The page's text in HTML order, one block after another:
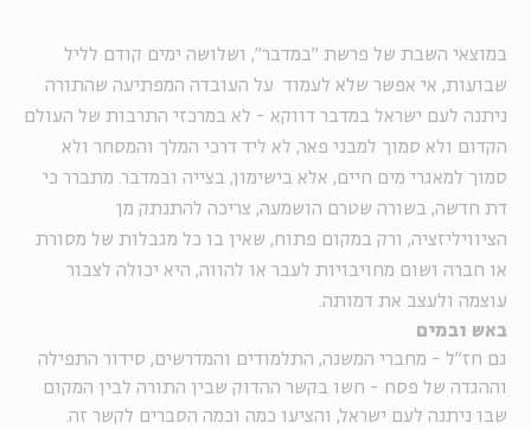
במוצאי השבת של פרשת "במדבר", ושלושה ימים קודם לליל
שבועות, אי אפשר שלא לעמוד על העובדה המפתיעה שהתורה
ניתנה לעם ישראל במדבר דווקא - לא במרכזי התרבות של העולם
הקדום ולא סמוך למבני פאר, לא ליד דרכי המלך והמסחר ולא
סמוך למאגרי מים חיים, אלא בישימון, בצייה ובמדבר. מתברר כי
דת חדשה, בשורה שטרם הושמעה, צריכה להתנתק מן
הציוויליזציה, ורק במקום פתוח, שאין בו כל מגבלות של מסורת
או חברה ושום מחויבויות לעבר או להווה, היא יכולה לצבור
עוצמה ולעצב את דמותה.
באש ובמים
גם חז"ל - מחברי המשנה, התלמודים והמדרשים, סידור התפילה
וההגדה של פסח - חשו בקשר ההדוק שבין התורה לבין המקום
שבו ניתנה לעם ישראל, והציעו כמה וכמה הסברים לקשר זה.